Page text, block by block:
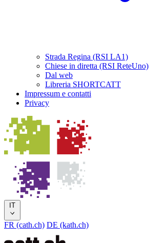
Strada Regina (RSI LA1)
Chiese in diretta (RSI ReteUno)
Dal web
Libreria SHORTCATT
Impressum e contatti
Privacy
IT
FR (cath.ch) DE (kath.ch)